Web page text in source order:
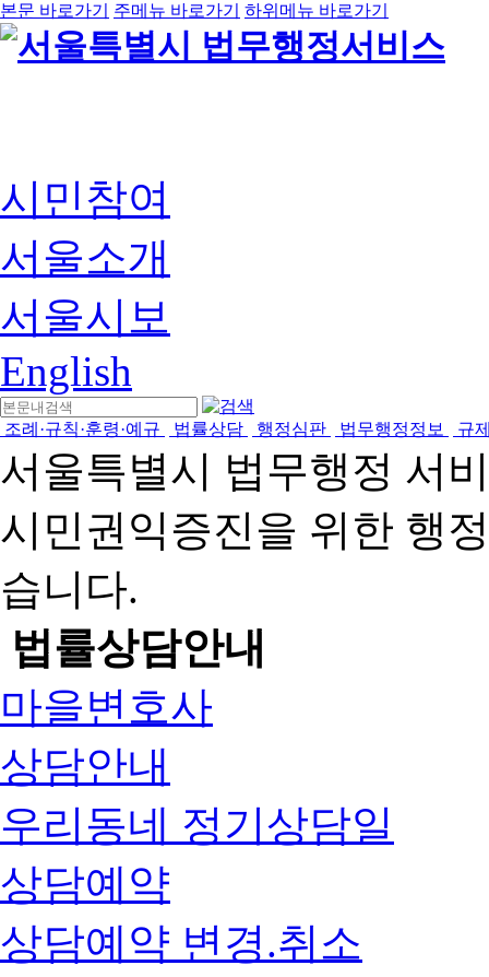
본문 바로가기 주메뉴 바로가기 하위메뉴 바로가기
시민참여
서울소개
서울시보
English
조례·규칙·훈령·예규 법률상담 행정심판 법무행정정보 규
서울특별시 법무행정 서
시민권익증진을 위한 행
습니다.
법률상담안내
마을변호사
상담안내
우리동네 정기상담일
상담예약
상담예약 변경.취소